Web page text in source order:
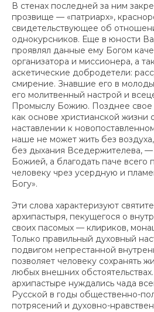
В стенах последней за ним
прозвище — «патриарх»,
свидетельствующее об
однокурсников. Еще в юности
проявлял данные ему Богом
организатора и миссионера, а
аскетические добродетели:
смирение. Знавшие его в
его молитвенный настрой и
Промыслу Божию. Позднее свое
как основе христианской жизни
наставлении к
наше не может жить без
без дыхания Вседержителева, —
Божией, а благодать паче всего
человеку чрез усердную и
Богу».
Эти слова характеризуют
архипастыря, пекущегося о
своих пасомых — клириков,
Только правильный духовный
подвигом непрестанной
позволяет человеку сохранять
любых внешних
архипастыре нуждались чада
Русской в годы общественно-
потрясений и духовно-